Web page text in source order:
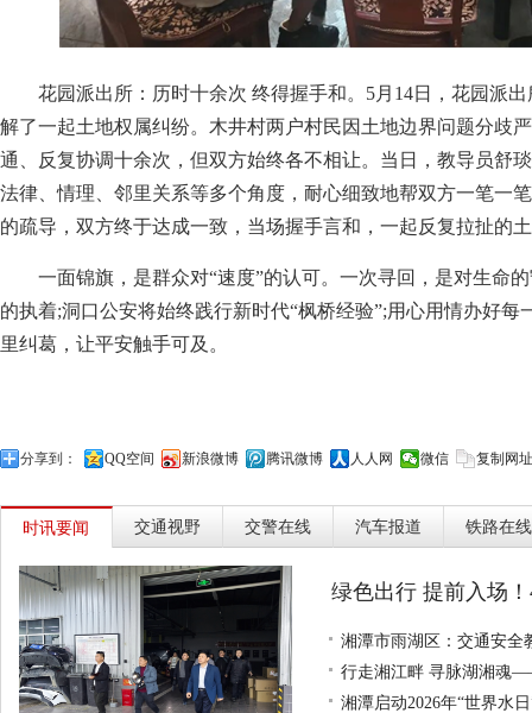
花园派出所：历时十余次 终得握手和。5月14日，花园派
解了一起土地权属纠纷。木井村两户村民因土地边界问题分歧
通、反复协调十余次，但双方始终各不相让。当日，教导员舒
法律、情理、邻里关系等多个角度，耐心细致地帮双方一笔一
的疏导，双方终于达成一致，当场握手言和，一起反复拉扯的
一面锦旗，是群众对“速度”的认可。一次寻回，是对生命
的执着;洞口公安将始终践行新时代“枫桥经验”;用心用情办好每
里纠葛，让平安触手可及。
分享到： QQ空间 新浪微博 腾讯微博 人人网 微信 复制网址
时讯要闻 交通视野 交警在线 汽车报道 铁路在线
绿色出行 提前入场
湘潭市雨湖区：交通安全
行走湘江畔 寻脉湖湘魂
湘潭启动2026年“世界水